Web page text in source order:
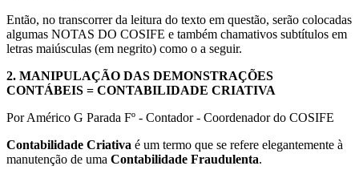
Então, no transcorrer da leitura do texto em questão, serão colocadas
algumas NOTAS DO COSIFE e também chamativos subtítulos em
letras maiúsculas (em negrito) como o a seguir.
2. MANIPULAÇÃO DAS DEMONSTRAÇÕES
CONTÁBEIS = CONTABILIDADE CRIATIVA
Por Américo G Parada Fº - Contador - Coordenador do COSIFE
Contabilidade Criativa é um termo que se refere elegantemente à
manutenção de uma Contabilidade Fraudulenta.